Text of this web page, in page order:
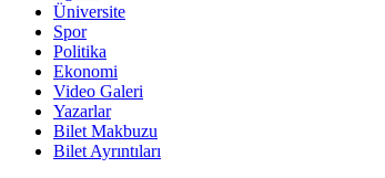
Üniversite
Spor
Politika
Ekonomi
Video Galeri
Yazarlar
Bilet Makbuzu
Bilet Ayrıntıları